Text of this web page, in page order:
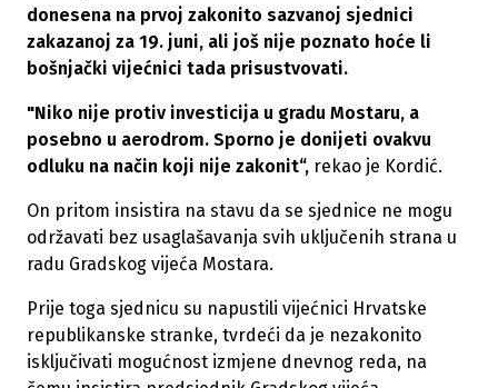
donesena na prvoj zakonito sazvanoj sjednici
zakazanoj za 19. juni, ali još nije poznato hoće li
bošnjački vijećnici tada prisustvovati.
"Niko nije protiv investicija u gradu Mostaru, a
posebno u aerodrom. Sporno je donijeti ovakvu
odluku na način koji nije zakonit“, rekao je Kordić.
On pritom insistira na stavu da se sjednice ne mogu
održavati bez usaglašavanja svih uključenih strana u
radu Gradskog vijeća Mostara.
Prije toga sjednicu su napustili vijećnici Hrvatske
republikanske stranke, tvrdeći da je nezakonito
isključivati mogućnost izmjene dnevnog reda, na